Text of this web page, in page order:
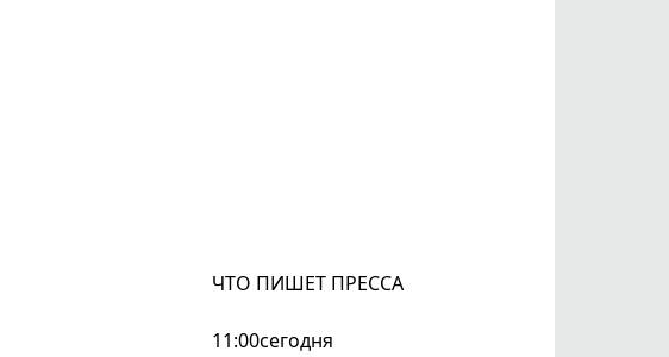
ЧТО ПИШЕТ ПРЕССА
11:00сегодня